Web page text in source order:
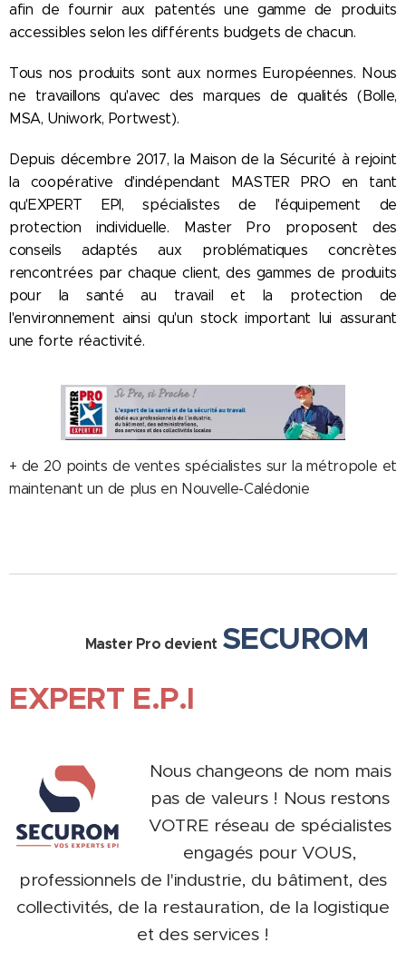
afin de fournir aux patentés une gamme de produits
accessibles selon les différents budgets de chacun.
Tous nos produits sont aux normes Européennes. Nous
ne travaillons qu'avec des marques de qualités (Bolle,
MSA, Uniwork, Portwest).
Depuis décembre 2017, la Maison de la Sécurité à rejoint
la coopérative d'indépendant MASTER PRO en tant
qu'EXPERT EPI, spécialistes de l'équipement de
protection individuelle. Master Pro proposent des
conseils adaptés aux problématiques concrètes
rencontrées par chaque client, des gammes de produits
pour la santé au travail et la protection de
l'environnement ainsi qu'un stock important lui assurant
une forte réactivité.
+ de 20 points de ventes spécialistes sur la métropole et
maintenant un de plus en Nouvelle-Calédonie
Master Pro devient SECUROM
EXPERT E.P.I
Nous changeons de nom mais
pas de valeurs ! Nous restons
VOTRE réseau de spécialistes
engagés pour VOUS,
professionnels de l'industrie, du bâtiment, des
collectivités, de la restauration, de la logistique
et des services !